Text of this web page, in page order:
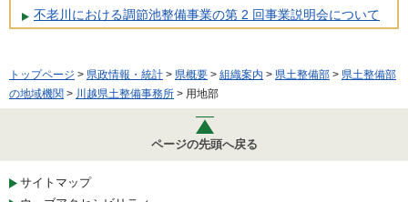
不老川における調節池整備事業の第 2 回事業説明会について
トップページ > 県政情報・統計 > 県概要 > 組織案内 > 県土整備部 > 県土整備部
の地域機関 > 川越県土整備事務所 > 用地部
ページの先頭へ戻る
サイトマップ